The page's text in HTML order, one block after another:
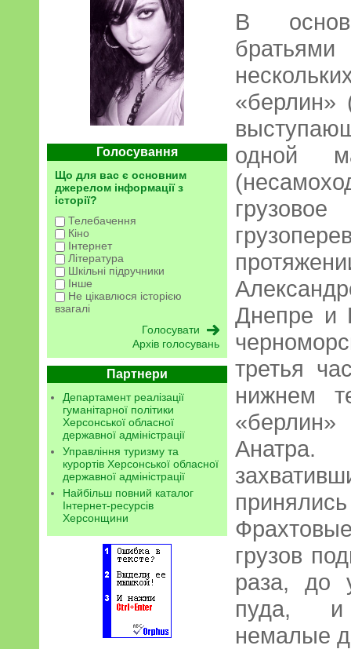
Голосування
Що для вас є основним
джерелом інформації з
історії?
Телебачення
Кіно
Інтернет
Література
Шкільні підручники
Інше
Не цікавлюся історією
взагалі
Архів голосувань
Партнери
Департамент реалізації
гуманітарної політики
Херсонської обласної
державної адміністрації
Управління туризму та
курортів Херсонської обласної
державної адміністрації
Найбільш повний каталог
Інтернет-ресурсів
Херсонщини
В
«берлин»
одной
Днепре и
третья
нижнем
«берлин»
грузов
раза, до
пуда, и
немалые